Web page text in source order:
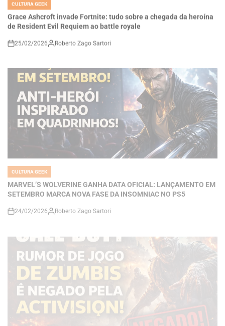
de Resident Evil Requiem ao battle royale
on
25/02/2026 Roberto Zago Sartori
CULTURA GEEK
MARVEL’S WOLVERINE GANHA DATA OFICIAL: LANÇAMENTO EM
on
24/02/2026
POSTED
CALL OF DUTY E O MODO ZUMBIS: RUMORES, NEGATIVAS DA
ACTIVISION E O FUTURO DA FRANQUIA NO NOVO XBOX